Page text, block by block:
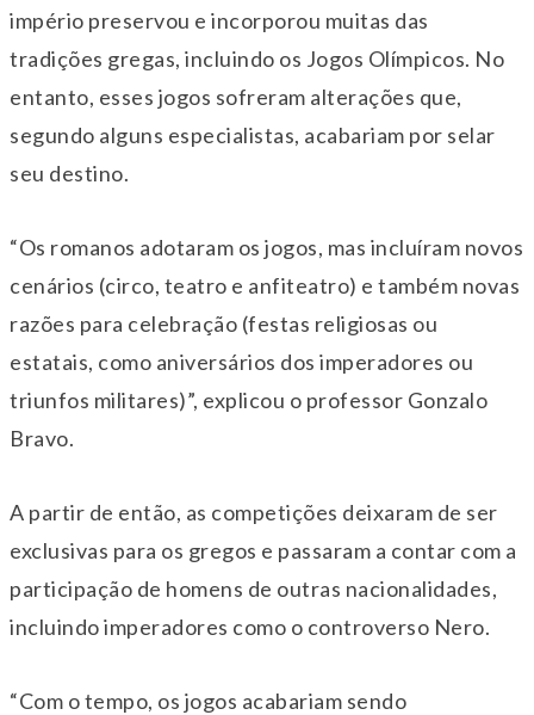
império preservou e incorporou muitas das
tradições gregas, incluindo os Jogos Olímpicos. No
entanto, esses jogos sofreram alterações que,
segundo alguns especialistas, acabariam por selar
seu destino.
“Os romanos adotaram os jogos, mas incluíram novos
cenários (circo, teatro e anfiteatro) e também novas
razões para celebração (festas religiosas ou
estatais, como aniversários dos imperadores ou
triunfos militares)”, explicou o professor Gonzalo
Bravo.
A partir de então, as competições deixaram de ser
exclusivas para os gregos e passaram a contar com a
participação de homens de outras nacionalidades,
incluindo imperadores como o controverso Nero.
“Com o tempo, os jogos acabariam sendo